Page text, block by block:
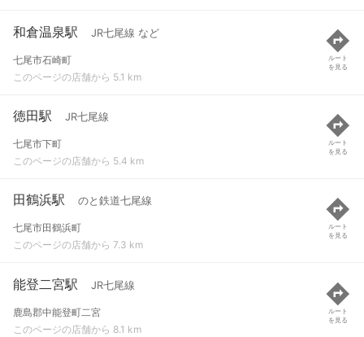
和倉温泉駅 JR七尾線 など
七尾市石崎町
このページの店舗から 5.1 km
ルート
を見る
徳田駅 JR七尾線
七尾市下町
このページの店舗から 5.4 km
ルート
を見る
田鶴浜駅 のと鉄道七尾線
七尾市田鶴浜町
このページの店舗から 7.3 km
ルート
を見る
能登二宮駅 JR七尾線
鹿島郡中能登町二宮
このページの店舗から 8.1 km
ルート
を見る